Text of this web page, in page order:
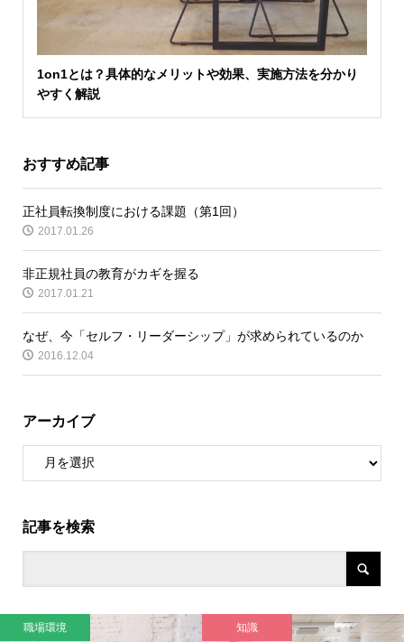
1on1とは？具体的なメリットや効果、実施方法を分かり
やすく解説
おすすめ記事
正社員転換制度における課題（第1回）
2017.01.26
非正規社員の教育がカギを握る
2017.01.21
なぜ、今「セルフ・リーダーシップ」が求められているのか
2016.12.04
アーカイブ
記事を検索
職場環境 知識